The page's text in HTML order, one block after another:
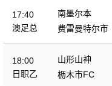
17:40
澳足总
南墨尔本
费雷曼特尔市
18:00
日职乙
山形山神
枥木市FC